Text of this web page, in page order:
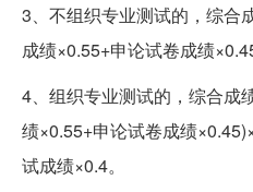
3、不组织专业测试的，综合
成绩×0.55+申论试卷成绩
4、组织专业测试的，综合成
绩×0.55+申论试卷成绩
试成绩×0.4。